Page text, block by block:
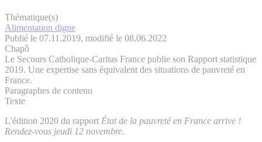
Thématique(s)
Alimentation digne
Publié le 07.11.2019, modifié le 08.06.2022
Chapô
Le Secours Catholique-Caritas France publie son Rapport statistique
2019. Une expertise sans équivalent des situations de pauvreté en
France.
Paragraphes de contenu
Texte
L'édition 2020 du rapport État de la pauvreté en France arrive !
Rendez-vous jeudi 12 novembre.